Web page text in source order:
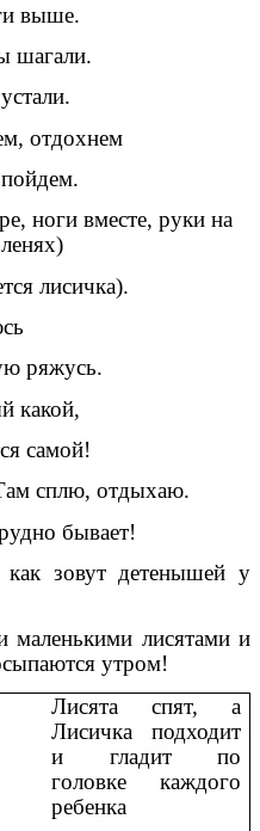
выше.
отдохнем
ноги вместе, руки на
лисичка).
самой!
сплю, отдыхаю.
бывает!
как зовут детенышей у
маленькими лисятами и
утром!
Лисята спят, а
Лисичка подходит
и гладит по
головке каждого
ребенка